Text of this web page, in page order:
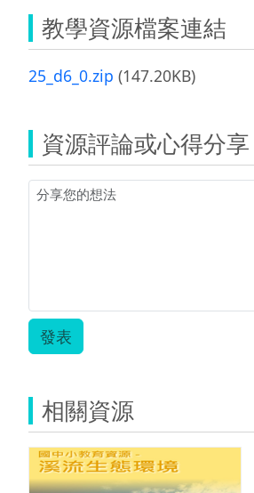
教學資源檔案連結
25_d6_0.zip (147.20KB)
資源評論或心得分享
發表
相關資源